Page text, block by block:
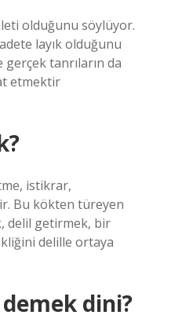
olduğunu söylüyor.
layık olduğunu
tanrıların da
etmektir
istikrar,
Bu kökten türeyen
delil getirmek, bir
delille ortaya
dini?